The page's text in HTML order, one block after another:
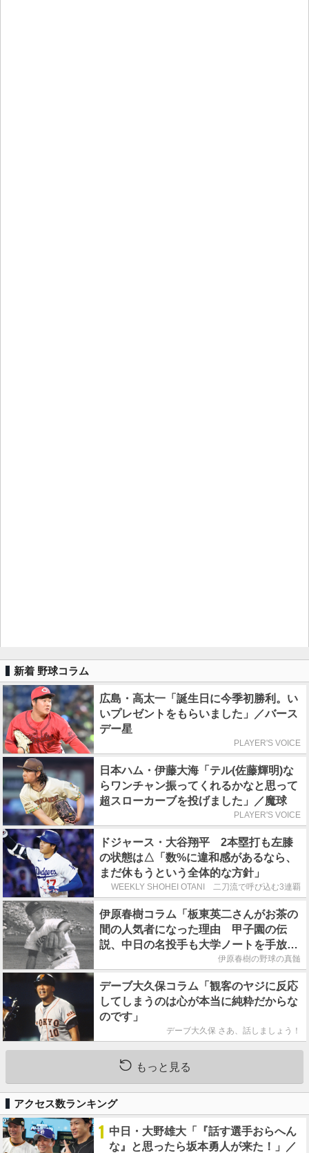
新着 野球コラム
広島・高太一「誕生日に今季初勝利。い
いプレゼントをもらいました」／バース
デー星
PLAYER'S VOICE
日本ハム・伊藤大海「テル(佐藤輝明)な
らワンチャン振ってくれるかなと思って
超スローカーブを投げました」／魔球
PLAYER'S VOICE
ドジャース・大谷翔平 2本塁打も左膝
の状態は△「数%に違和感があるなら、
まだ休もうという全体的な方針」
WEEKLY SHOHEI OTANI 二刀流で呼び込む3連覇
伊原春樹コラム「板東英二さんがお茶の
間の人気者になった理由 甲子園の伝
説、中日の名投手も大学ノートを手放さ
伊原春樹の野球の真髄
デーブ大久保コラム「観客のヤジに反応
してしまうのは心が本当に純粋だからな
のです」
デーブ大久保 さあ、話しましょう！
もっと見る
アクセス数ランキング
1 中日・大野雄大「『話す選手おらへん
な』と思ったら坂本勇人が来た！」／